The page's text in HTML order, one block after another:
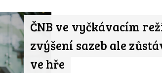
ČNB ve vyčkávacím
zvýšení sazeb ale
ve hře